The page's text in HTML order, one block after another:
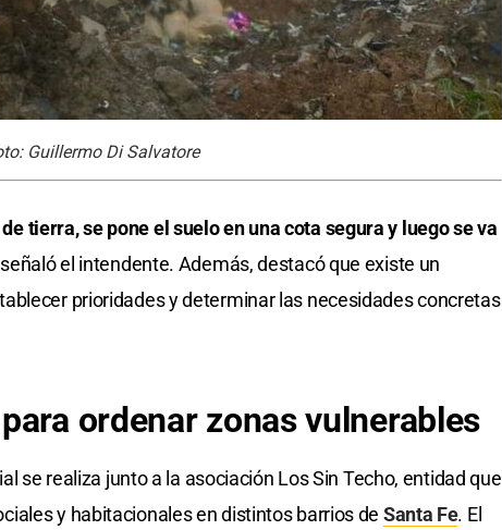
Guillermo Di Salvatore
tierra, se pone el suelo en una cota segura y luego se va
el intendente. Además, destacó que existe un
prioridades y determinar las necesidades concretas
ordenar zonas vulnerables
se realiza junto a la asociación Los Sin Techo, entidad que
y habitacionales en distintos barrios de Santa Fe. El